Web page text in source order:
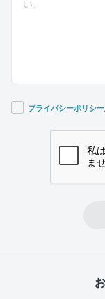
プライバシーポリシー